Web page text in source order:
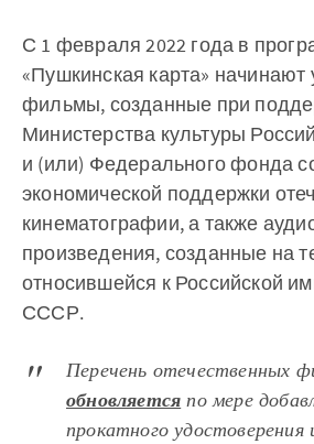
С 1 февраля 2022 года в
«Пушкинская карта» начинают
фильмы, созданные при
Министерства культуры
и (или) Федерального фонда
экономической поддержки
кинематографии, а также
произведения, созданные на
относившейся к Российской
СССР.
Перечень отечественных
обновляется по мере
прокатного удостоверения